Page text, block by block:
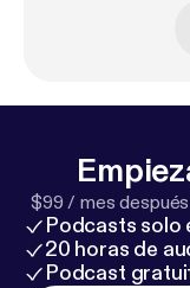
$99 / mes después
Podcasts solo
20 horas de
Podcast